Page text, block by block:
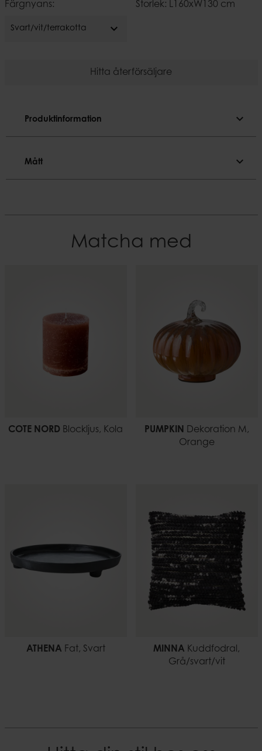
Färgnyans:
Svart/vit/terrakotta expand_more
Storlek: L160xW130 cm
Hitta återförsäljare
Produktinformation expand_more
Färgnyans
Svart/vit/terrakotta
Mått expand_more
Matcha med
COTE NORD Blockljus, Kola PUMPKIN Dekoration M,
Orange
ATHENA Fat, Svart MINNA Kuddfodral,
Grå/svart/vit